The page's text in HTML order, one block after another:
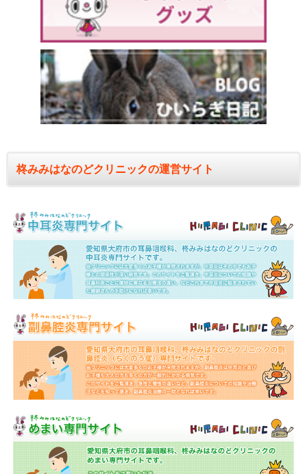
柊みみはなのどクリニックの運営サイト